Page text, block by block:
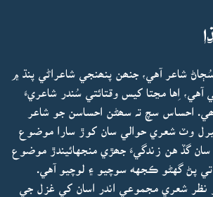
شاعر آهي، جنھن پنھنجي شاعراڻي پنڌ ۾
اِها مڃتا کيس وقتائتي سُندر شاعريءَ
احساس سچ تہ سھڻن احساسن جو شاعر
وٽ شعري حوالي سان کوڙ سارا موضوع
گڏ هن زندگيءَ جھڙي منجهائيندڙ موضوع
پڻ گهڻو ڪجهه سوچيو ۽ لوچيو آهي.
نظر شعري مجموعي اندر اسان کي غزل جي